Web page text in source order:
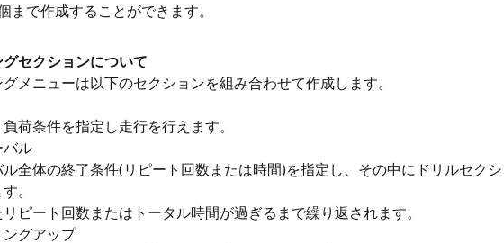
まで作成することができます。
グセクションについて
グメニューは以下のセクションを組み合わせて作成します。
荷条件を指定し走行を行えます。
バル
全体の終了条件(リピート回数または時間)を指定し、その中にドリルセク
。
ピート回数またはトータル時間が過ぎるまで繰り返されます。
ングアップ